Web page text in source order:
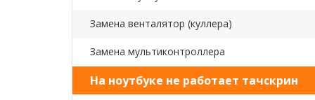
Замена венталятор (куллера)
Замена мультиконтроллера
На ноутбуке не работает тачскрин